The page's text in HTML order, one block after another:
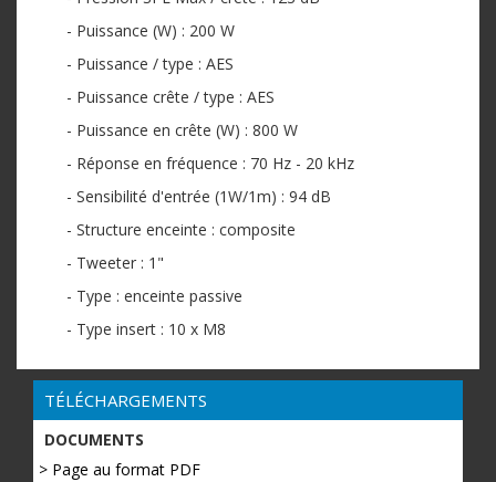
- Puissance (W) : 200 W
- Puissance / type : AES
- Puissance crête / type : AES
- Puissance en crête (W) : 800 W
- Réponse en fréquence : 70 Hz - 20 kHz
- Sensibilité d'entrée (1W/1m) : 94 dB
- Structure enceinte : composite
- Tweeter : 1"
- Type : enceinte passive
- Type insert : 10 x M8
TÉLÉCHARGEMENTS
DOCUMENTS
> Page au format PDF